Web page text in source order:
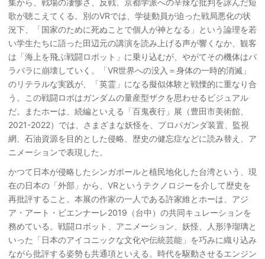
集から、戦場の凄惨さ、反戦、京都学派への辛辣な批判を詠んだ短
歌が聴こえてくる。別のVRでは、学徒動員が迫った戦局悪化の状
況下、「国家のために死ぬことで個人が神となる」という論理を若
い学生たちに語った田辺元の講演を読み上げる声が響くなか、観客
は「海上を飛ぶ戦闘ロボット」に乗り込むが、やがてその機体はバ
ラバラに崩壊していく。「VR世界への没入＝身体の一時的消滅」
のリテラルな実践が、「英霊」になる擬似体験と戦慄的に重なり合
う。この戦闘ロボはガンダムの量産型ザクを思わせるビジュアル
だ。またホーは、続編といえる「百鬼夜行」展（豊田市美術館、
2021-2022）では、さまざまな妖怪を、プロパガンダ装置、監視
網、石油資源を目的とした侵略、歴史の健忘症などに読み替え、ア
ニメーションで表現した。
かつて日本が侵略したシンガポールと植民地化した台湾という、現
在の日本の「外部」から、VRというテクノロジーを介して歴史を
再批評すること。本展の作家の一人である許家維とホーは、アジ
ア・アート・ビエンナーレ2019（台中）の共同キュレーションを
務めている。戦闘ロボット、アニメーション、妖怪、人形浄瑠璃と
いった「日本のアイコニックな文化や伝統芸能」を巧みに織り込み
ながら批評する姿勢も共通項といえる。時代を駆動させるエンジン